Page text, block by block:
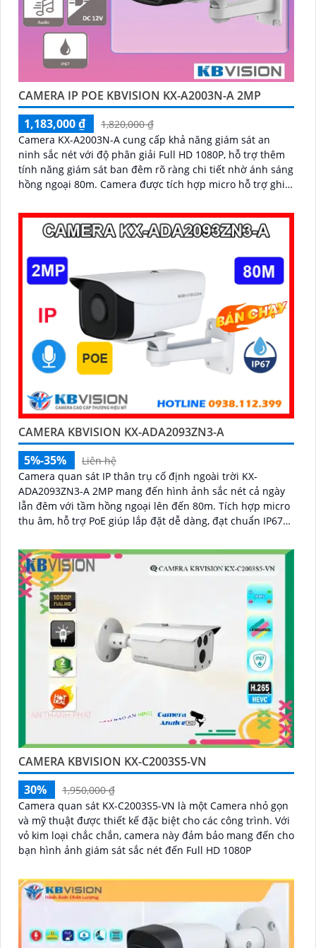
CAMERA IP POE KBVISION KX-A2003N-A 2MP
1,183,000 ₫
1,820,000 ₫
Camera KX-A2003N-A cung cấp khả năng giám sát an
ninh sắc nét với độ phân giải Full HD 1080P, hỗ trợ thêm
tính năng giám sát ban đêm rõ ràng chi tiết nhờ ánh sáng
hồng ngoại 80m. Camera được tích hợp micro hỗ trợ ghi
CAMERA KBVISION KX-ADA2093ZN3-A
5%-35%
Liên hệ
Camera quan sát IP thân trụ cố định ngoài trời KX-
ADA2093ZN3-A 2MP mang đến hình ảnh sắc nét cả ngày
lẫn đêm với tầm hồng ngoại lên đến 80m. Tích hợp micro
thu âm, hỗ trợ PoE giúp lắp đặt dễ dàng, đạt chuẩn IP67
CAMERA KBVISION KX-C2003S5-VN
30%
1,950,000 ₫
Camera quan sát KX-C2003S5-VN là một Camera nhỏ gọn
và mỹ thuật được thiết kế đặc biệt cho các công trình. Với
vỏ kim loại chắc chắn, camera này đảm bảo mang đến cho
bạn hình ảnh giám sát sắc nét đến Full HD 1080P